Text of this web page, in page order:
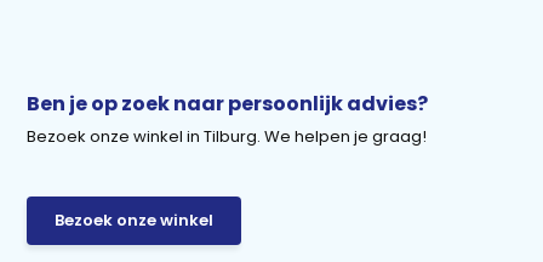
Ben je op zoek naar persoonlijk advies?
Bezoek onze winkel in Tilburg. We helpen je graag!
Bezoek onze winkel